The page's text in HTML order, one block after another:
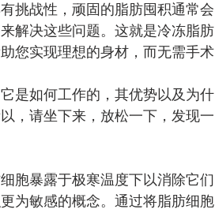
挑战性，顽固的脂肪囤积通常会
解决这些问题。这就是冷冻脂肪
您实现理想的身材，而无需手术
是如何工作的，其优势以及为什
，请坐下来，放松一下，发现一
胞暴露于极寒温度下以消除它们
为敏感的概念。通过将脂肪细胞